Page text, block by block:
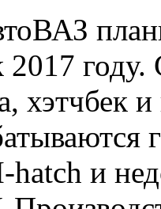
2017
хэтчбек
hatch и